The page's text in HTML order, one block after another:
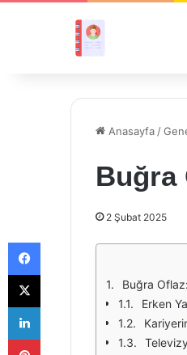
Anasayfa /
Buğra
2 Şubat 2025
Buğra
Erken
Facebook
X
LinkedIn
Pinterest